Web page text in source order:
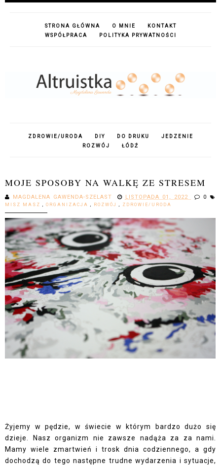
STRONA GŁÓWNA O MNIE
KONTAKT
WSPÓŁPRACA
POLITYKA PRYWATNOŚCI
ZDROWIE/URODA DIY DO DRUKU
JEDZENIE
ROZWÓJ
ŁÓDŹ
MOJE SPOSOBY NA WALKĘ ZE STRESEM
MAGDALENA GAWENDA-SZELAST LISTOPADA 01, 2022 0
MISZ MASZ ORGANIZACJA ROZWÓJ ZDROWIE/URODA
Żyjemy w pędzie, w świecie w którym bardzo dużo się
dzieje. Nasz organizm nie zawsze nadąża za za nami.
Mamy wiele zmartwień i trosk dnia codziennego, a gdy
dochodzą do tego następne trudne wydarzenia i sytuacje,